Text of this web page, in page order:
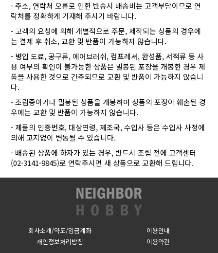
- 주소, 연락처 오류로 인한 반송시 배송비는 고객부담이므로 연
락처를 정확하게 기재해 주시기 바랍니다.
- 고객의 요청에 의해 개별적으로 주문, 제작되는 상품의 경우에
는 결제 후 취소, 교환 및 반품이 가능하지 않습니다.
- 병입 도료, 공구류, 에어브러쉬, 컴프레셔, 완성품, 서적류 등 사
용 여부의 확인이 불가능한 상품은 밀봉된 포장을 개봉한 경우 제
품을 사용한 것으로 간주되므로 교환 및 반품이 가능하지 않습니
다.
- 조립중이거나 밀봉된 상품을 개봉하여 상품의 포장이 훼손된 경
우에는 교환 및 반품이 가능하지 않습니다.
- 제품의 인증번호, 대상연령, 제조국, 수입사 등은 수입사 사정에
의해 고지없이 변동될 수 있습니다.
- 배송된 상품에 하자가 있는 경우, 반드시 조립 전에 고객센터
(02-3141-9845)로 연락주시면 새 상품으로 교환해 드립니다.
회사소개/약도/입금계좌
이용안내
개인정보처리방침
이용약관